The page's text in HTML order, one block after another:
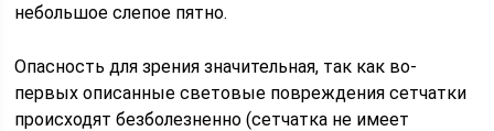
небольшое слепое пятно.
Опасность для зрения значительная, так как во-
первых описанные световые повреждения сетчатки
происходят безболезненно (сетчатка не имеет